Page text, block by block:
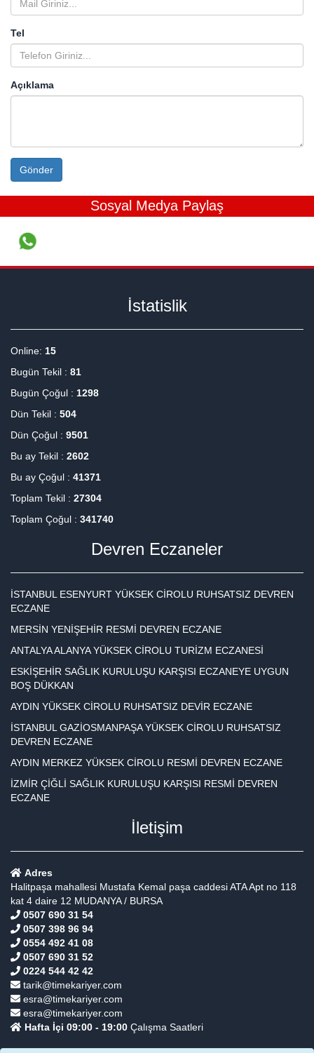
Tel
Açıklama
Gönder
Sosyal Medya Paylaş
İstatislik
Online: 15
Bugün Tekil : 81
Bugün Çoğul : 1298
Dün Tekil : 504
Dün Çoğul : 9501
Bu ay Tekil : 2602
Bu ay Çoğul : 41371
Toplam Tekil : 27304
Toplam Çoğul : 341740
Devren Eczaneler
İSTANBUL ESENYURT YÜKSEK CİROLU RUHSATSIZ DEVREN
ECZANE
MERSİN YENİŞEHİR RESMİ DEVREN ECZANE
ANTALYA ALANYA YÜKSEK CİROLU TURİZM ECZANESİ
ESKİŞEHİR SAĞLIK KURULUŞU KARŞISI ECZANEYE UYGUN
BOŞ DÜKKAN
AYDIN YÜKSEK CİROLU RUHSATSIZ DEVİR ECZANE
İSTANBUL GAZİOSMANPAŞA YÜKSEK CİROLU RUHSATSIZ
DEVREN ECZANE
AYDIN MERKEZ YÜKSEK CİROLU RESMİ DEVREN ECZANE
İZMİR ÇİĞLİ SAĞLIK KURULUŞU KARŞISI RESMİ DEVREN
ECZANE
İletişim
Adres
Halitpaşa mahallesi Mustafa Kemal paşa caddesi ATA Apt no 118
kat 4 daire 12 MUDANYA / BURSA
0507 690 31 54
0507 398 96 94
0554 492 41 08
0507 690 31 52
0224 544 42 42
tarik@timekariyer.com
esra@timekariyer.com
esra@timekariyer.com
Hafta İçi 09:00 - 19:00 Çalışma Saatleri